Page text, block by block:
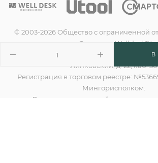
В
© 2003-2026 Общество с ограниченной
«Смартон», Welldesk™
УНП 190635842, Юридический адрес:
Липковский, д. 22, каб. 50
Регистрация в торговом реестре:
Мингорисполком.
Дата государственной